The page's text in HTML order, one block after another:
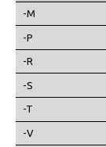
-M
-P
-R
-S
-T
-V